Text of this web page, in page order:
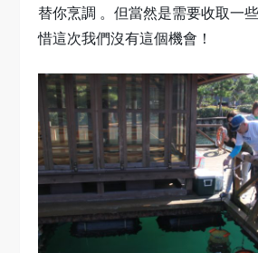
替你烹調 。但當然是需要收取一
惜這次我們沒有這個機會！